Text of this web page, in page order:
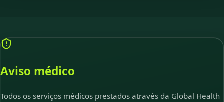
Aviso médico
Todos os serviços médicos prestados através da Global Health